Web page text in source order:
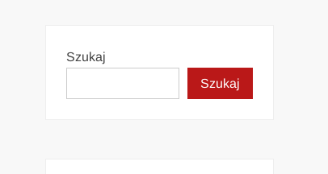
Szukaj
Szukaj